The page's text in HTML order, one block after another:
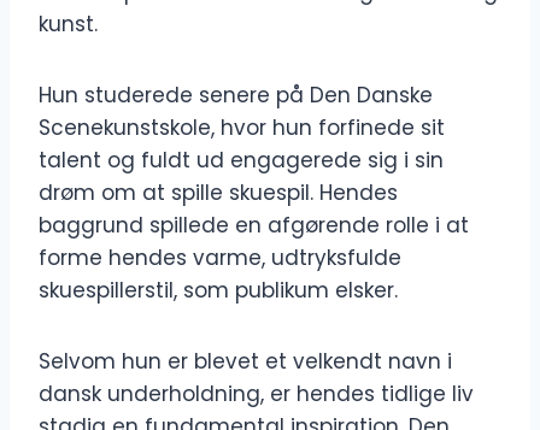
kunst.
Hun studerede senere på Den Danske
Scenekunstskole, hvor hun forfinede sit
talent og fuldt ud engagerede sig i sin
drøm om at spille skuespil. Hendes
baggrund spillede en afgørende rolle i at
forme hendes varme, udtryksfulde
skuespillerstil, som publikum elsker.
Selvom hun er blevet et velkendt navn i
dansk underholdning, er hendes tidlige liv